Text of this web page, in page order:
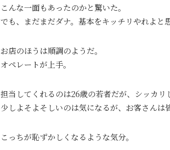
こんな一面もあったのかと驚いた。
でも、まだまだダナ。基本をキッチリやれよと思
お店のほうは順調のようだ。
オペレートが上手。
担当してくれるのは26歳の若者だが、シッカリ
少しよそよそしいのは気になるが、お客さんは
こっちが恥ずかしくなるような気分。